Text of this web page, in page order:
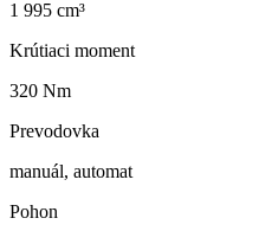
1 995 cm³
Krútiaci moment
320 Nm
Prevodovka
manuál, automat
Pohon